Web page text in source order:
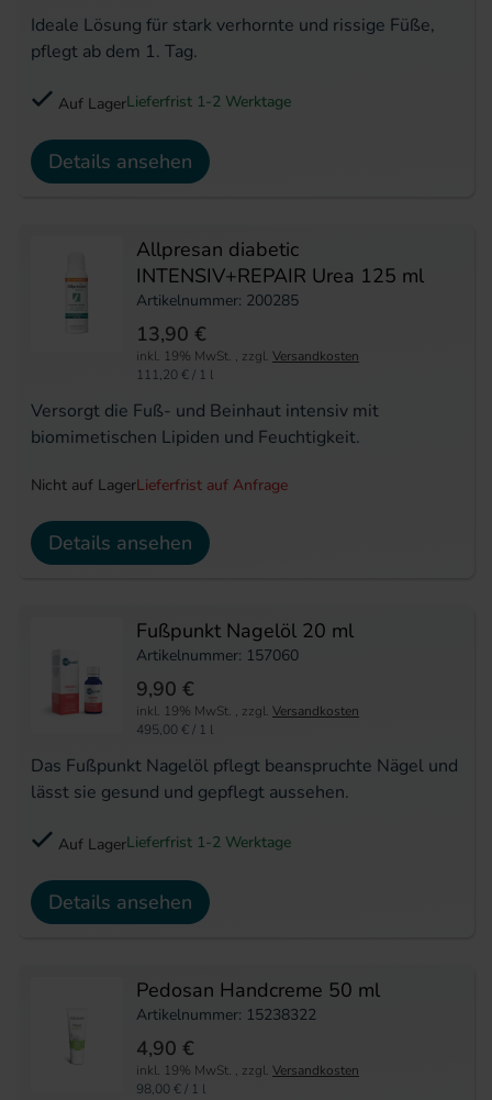
Ideale Lösung für stark verhornte und rissige Füße,
pflegt ab dem 1. Tag.
Auf LagerLieferfrist 1-2 Werktage
Details ansehen
Allpresan diabetic
INTENSIV+REPAIR Urea 125 ml
Artikelnummer: 200285
Versorgt die Fuß- und Beinhaut intensiv mit
biomimetischen Lipiden und Feuchtigkeit.
13,90 €
inkl. 19% MwSt. , zzgl. Versandkosten
111,20 €/ 1 l
Nicht auf LagerLieferfrist auf Anfrage
Details ansehen
Fußpunkt Nagelöl 20 ml
Artikelnummer: 157060
Das Fußpunkt Nagelöl pflegt beanspruchte Nägel und
lässt sie gesund und gepflegt aussehen.
9,90 €
inkl. 19% MwSt. , zzgl. Versandkosten
495,00 €/ 1 l
Auf LagerLieferfrist 1-2 Werktage
Details ansehen
Pedosan Handcreme 50 ml
Artikelnummer: 15238322
4,90 €
inkl. 19% MwSt. , zzgl. Versandkosten
98,00 €/ 1 l